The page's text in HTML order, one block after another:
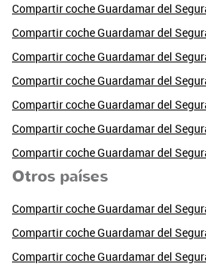
Compartir coche Guardamar del
Compartir coche Guardamar del
Compartir coche Guardamar del
Compartir coche Guardamar del
Compartir coche Guardamar del
Compartir coche Guardamar del
Compartir coche Guardamar del
Otros países
Compartir coche Guardamar del
Compartir coche Guardamar del
Compartir coche Guardamar del